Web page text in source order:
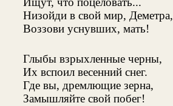
Низойди в свой мир, Деметра,
Воззови уснувших, мать!
Глыбы взрыхленные черны,
Их вспоил весенний снег.
Где вы, дремлющие зерна,
Замышляйте свой побег!